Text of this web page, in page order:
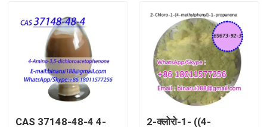
दैनिक रासायनिक कच्चे माल
अकार्बनिक रसायन कच्चा माल
ललित रासायनिक मध्यवर्ती
CAS 37148-48-4 4- 2-क्लोरो-1- ((4-